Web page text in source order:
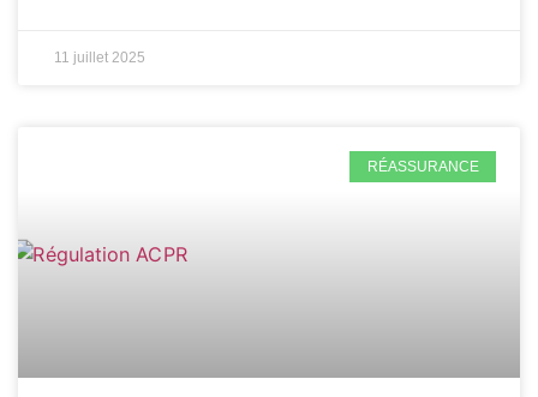
11 juillet 2025
RÉASSURANCE